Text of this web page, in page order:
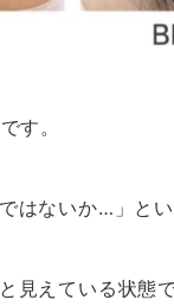
す。
ないか…」と
えている状態